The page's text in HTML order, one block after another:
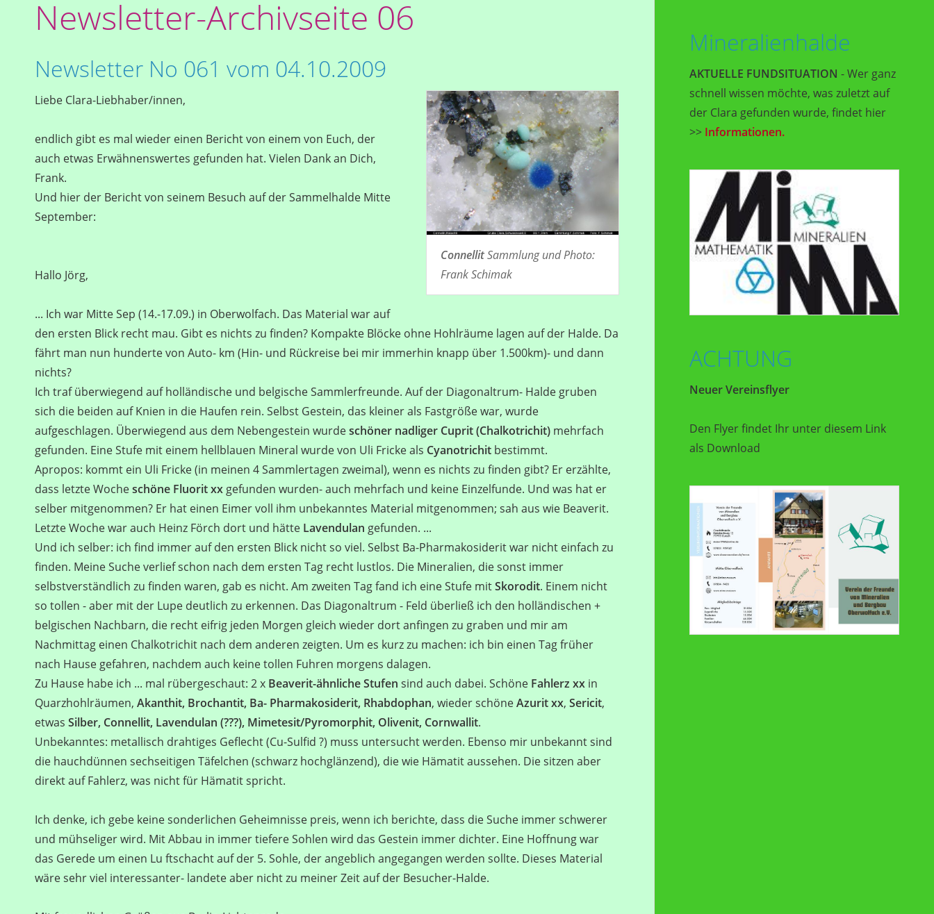
Newsletter-Archivseite 06
Newsletter No 061 vom 04.10.2009
ConnellitSammlung und Photo:
Frank Schimak
Liebe Clara-Liebhaber/innen,
endlich gibt es mal wieder einen Bericht von einem von Euch, der
auch etwas Erwähnenswertes gefunden hat. Vielen Dank an Dich,
Frank.
Und hier der Bericht von seinem Besuch auf der Sammelhalde Mitte
September:
Hallo Jörg,
... Ich war Mitte Sep (14.-17.09.) in Oberwolfach. Das Material war auf
den ersten Blick recht mau. Gibt es nichts zu finden? Kompakte Blöcke ohne Hohlräume lagen auf der Halde. Da
fährt man nun hunderte von Auto- km (Hin- und Rückreise bei mir immerhin knapp über 1.500km)- und dann
nichts?
Ich traf überwiegend auf holländische und belgische Sammlerfreunde. Auf der Diagonaltrum- Halde gruben
sich die beiden auf Knien in die Haufen rein. Selbst Gestein, das kleiner als Fastgröße war, wurde
aufgeschlagen. Überwiegend aus dem Nebengestein wurdeschöner nadliger Cuprit (Chalkotrichit) mehrfach
gefunden. Eine Stufe mit einem hellblauen Mineral wurde von Uli Fricke als Cyanotrichit bestimmt.
Apropos: kommt ein Uli Fricke (in meinen 4 Sammlertagen zweimal), wenn es nichts zu finden gibt? Er erzählte,
dass letzte Wocheschöne Fluorit xx gefunden wurden- auch mehrfach und keine Einzelfunde. Und was hat er
selber mitgenommen? Er hat einen Eimer voll ihm unbekanntes Material mitgenommen; sah aus wie Beaverit.
Letzte Woche war auch Heinz Förch dort und hätte Lavendulan gefunden. ...
Und ich selber: ich find immer auf den ersten Blick nicht so viel. Selbst Ba-Pharmakosiderit war nicht einfach zu
finden. Meine Suche verlief schon nach dem ersten Tag recht lustlos. Die Mineralien, die sonst immer
selbstverständlich zu finden waren, gab es nicht. Am zweiten Tag fand ich eine Stufe mitSkorodit. Einem nicht
so tollen - aber mit der Lupe deutlich zu erkennen. Das Diagonaltrum - Feld überließ ich den holländischen +
belgischen Nachbarn, die recht eifrig jeden Morgen gleich wieder dort anfingen zu graben und mir am
Nachmittag einen Chalkotrichit nach dem anderen zeigten. Um es kurz zu machen: ich bin einen Tag früher
nach Hause gefahren, nachdem auch keine tollen Fuhren morgens dalagen.
Zu Hause habe ich ... mal rübergeschaut: 2 x Beaverit-ähnliche Stufen sind auch dabei. Schöne Fahlerz xx in
Quarzhohlräumen, Akanthit, Brochantit, Ba- Pharmakosiderit, Rhabdophan, wieder schöneAzurit xx, Sericit,
etwas Silber, Connellit, Lavendulan (???), Mimetesit/Pyromorphit, Olivenit, Cornwallit.
Unbekanntes: metallisch drahtiges Geflecht (Cu-Sulfid ?) muss untersucht werden. Ebenso mir unbekannt sind
die hauchdünnen sechseitigen Täfelchen (schwarz hochglänzend), die wie Hämatit aussehen. Die sitzen aber
direkt auf Fahlerz, was nicht für Hämatit spricht.
Ich denke, ich gebe keine sonderlichen Geheimnisse preis, wenn ich berichte, dass die Suche immer schwerer
und mühseliger wird. Mit Abbau in immer tiefere Sohlen wird das Gestein immer dichter. Eine Hoffnung war
das Gerede um einen Lu ftschacht auf der 5. Sohle, der angeblich angegangen werden sollte. Dieses Material
wäre sehr viel interessanter- landete aber nicht zu meiner Zeit auf der Besucher-Halde.
Mineralienhalde
AKTUELLE FUNDSITUATION - Wer ganz
schnell wissen möchte, was zuletzt auf
der Clara gefunden wurde, findet hier
>> Informationen.
ACHTUNG
Neuer Vereinsflyer
Den Flyer findet Ihr unter diesem Link
als Download